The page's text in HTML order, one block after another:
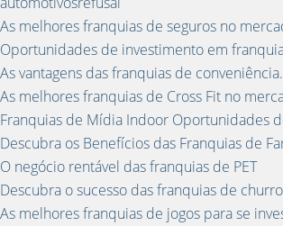
As melhores franquias de seguros no
Oportunidades de investimento em
As vantagens das franquias de conveniência.
As melhores franquias de Cross Fit no
Franquias de Mídia Indoor Oportunidades
Descubra os Benefícios das Franquias de
O negócio rentável das franquias de PET
Descubra o sucesso das franquias de
As melhores franquias de jogos para se